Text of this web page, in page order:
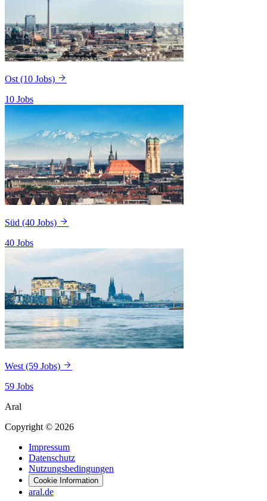
Ost (10 Jobs)
10 Jobs
Süd (40 Jobs)
40 Jobs
West (59 Jobs)
59 Jobs
Aral
Copyright © 2026
Impressum
Datenschutz
Nutzungsbedingungen
Cookie Information
aral.de